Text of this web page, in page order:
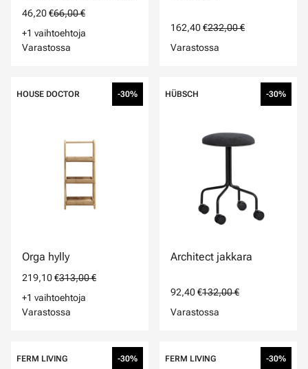
46,20 €66,00 €
+1 vaihtoehtoja
Varastossa
162,40 €232,00 €
Varastossa
HOUSE DOCTOR -30%
Orga hylly
219,10 €313,00 €
+1 vaihtoehtoja
Varastossa
HÜBSCH -30%
Architect jakkara
92,40 €132,00 €
Varastossa
FERM LIVING -30% FERM LIVING -30%